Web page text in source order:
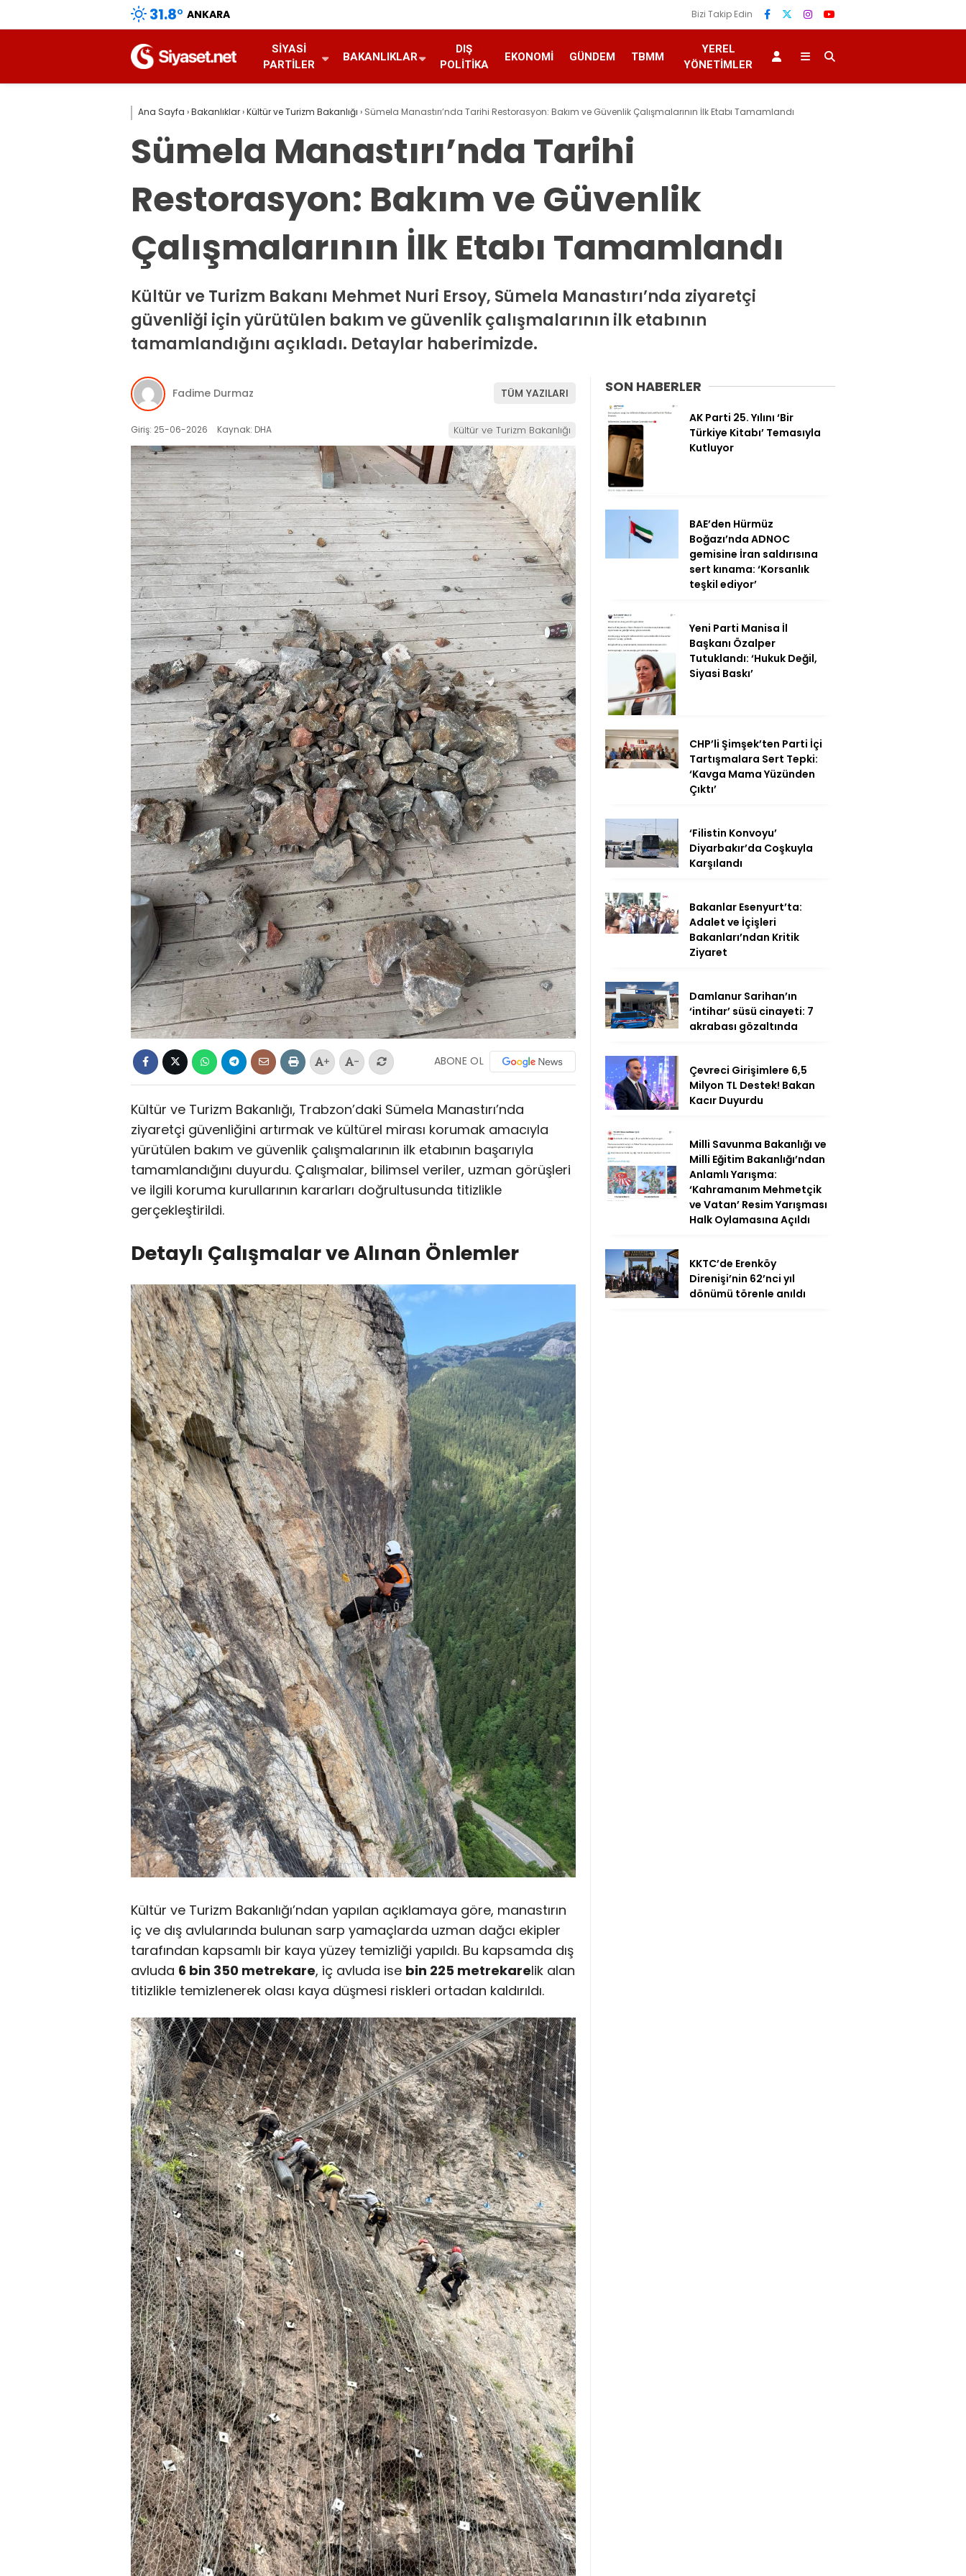
31.8° ANKARA Bizi Takip Edin
SIYASI
PARTILER
BAKANLIKLAR
DIŞ
POLITIKA
EKONOMI GÜNDEM TBMM
YEREL
YÖNETIMLER
Ana Sayfa ›Bakanlıklar›Kültür ve Turizm Bakanlığı › Sümela Manastırı’nda Tarihi Restorasyon: Bakım ve Güvenlik Çalışmalarının İlk Etabı Tamamlandı
Sümela Manastırı’nda Tarihi
Restorasyon: Bakım ve Güvenlik
Çalışmalarının İlk Etabı Tamamlandı
Kültür ve Turizm Bakanı Mehmet Nuri Ersoy, Sümela Manastırı’nda ziyaretçi
güvenliği için yürütülen bakım ve güvenlik çalışmalarının ilk etabının
tamamlandığını açıkladı. Detaylar haberimizde.
Fadime Durmaz TÜM YAZILARI
Giriş: 25-06-2026 Kaynak: DHA Kültür ve Turizm Bakanlığı
+ - ABONE OL
Kültür ve Turizm Bakanlığı, Trabzon’daki Sümela Manastırı’nda
ziyaretçi güvenliğini artırmak ve kültürel mirası korumak amacıyla
yürütülen bakım ve güvenlik çalışmalarının ilk etabının başarıyla
tamamlandığını duyurdu. Çalışmalar, bilimsel veriler, uzman görüşleri
ve ilgili koruma kurullarının kararları doğrultusunda titizlikle
gerçekleştirildi.
Detaylı Çalışmalar ve Alınan Önlemler
Kültür ve Turizm Bakanlığı’ndan yapılan açıklamaya göre, manastırın
iç ve dış avlularında bulunan sarp yamaçlarda uzman dağcı ekipler
tarafından kapsamlı bir kaya yüzey temizliği yapıldı. Bu kapsamda dış
avluda 6 bin 350 metrekare, iç avluda ise bin 225 metrekarelik alan
titizlikle temizlenerek olası kaya düşmesi riskleri ortadan kaldırıldı.
SON HABERLER
AK Parti 25. Yılını ‘Bir
Türkiye Kitabı’ Temasıyla
Kutluyor
BAE’den Hürmüz
Boğazı’nda ADNOC
gemisine İran saldırısına
sert kınama: ‘Korsanlık
teşkil ediyor’
Yeni Parti Manisa İl
Başkanı Özalper
Tutuklandı: ‘Hukuk Değil,
Siyasi Baskı’
CHP’li Şimşek’ten Parti İçi
Tartışmalara Sert Tepki:
‘Kavga Mama Yüzünden
Çıktı’
‘Filistin Konvoyu’
Diyarbakır’da Coşkuyla
Karşılandı
Bakanlar Esenyurt’ta:
Adalet ve İçişleri
Bakanları’ndan Kritik
Ziyaret
Damlanur Sarihan’ın
‘intihar’ süsü cinayeti: 7
akrabası gözaltında
Çevreci Girişimlere 6,5
Milyon TL Destek! Bakan
Kacır Duyurdu
Milli Savunma Bakanlığı ve
Milli Eğitim Bakanlığı’ndan
Anlamlı Yarışma:
‘Kahramanım Mehmetçik
ve Vatan’ Resim Yarışması
Halk Oylamasına Açıldı
KKTC’de Erenköy
Direnişi’nin 62’nci yıl
dönümü törenle anıldı